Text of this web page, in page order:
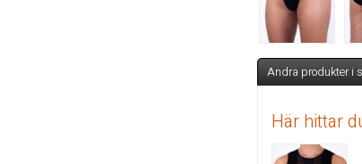
Andra produkter i
Här hittar